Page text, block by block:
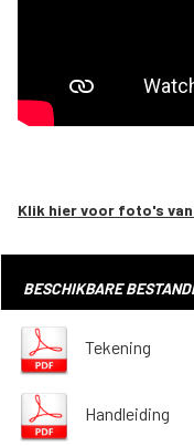
Klik hier voor foto's
BESCHIKBARE
Tekening
Handleiding